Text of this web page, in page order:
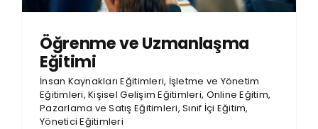
Öğrenme ve Uzmanlaşma
Eğitimi
İnsan Kaynakları Eğitimleri, İşletme ve Yönetim
Eğitimleri,Kişisel Gelişim Eğitimleri, Online Eğitim,
Pazarlama ve Satış Eğitimleri,Sınıf İçi Eğitim,
Yönetici Eğitimleri